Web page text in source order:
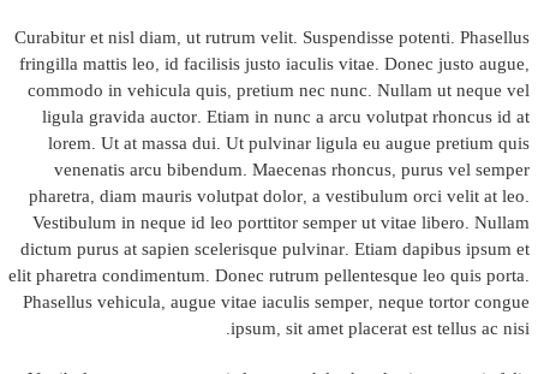
Curabitur et nisl diam, ut rutrum velit. Suspendisse potenti. Phasellus
fringilla mattis leo, id facilisis justo iaculis vitae. Donec justo augue,
commodo in vehicula quis, pretium nec nunc. Nullam ut neque vel
ligula gravida auctor. Etiam in nunc a arcu volutpat rhoncus id at
lorem. Ut at massa dui. Ut pulvinar ligula eu augue pretium quis
venenatis arcu bibendum. Maecenas rhoncus, purus vel semper
pharetra, diam mauris volutpat dolor, a vestibulum orci velit at leo.
Vestibulum in neque id leo porttitor semper ut vitae libero. Nullam
dictum purus at sapien scelerisque pulvinar. Etiam dapibus ipsum et
elit pharetra condimentum. Donec rutrum pellentesque leo quis porta.
Phasellus vehicula, augue vitae iaculis semper, neque tortor congue
ipsum, sit amet placerat est tellus ac nisi.